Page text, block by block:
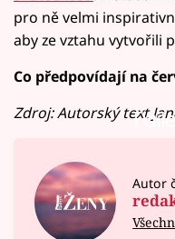
pro ně velmi
aby ze vztahu vytvořili
Co předpovídají na
Zdroj: Autorský text
Autor